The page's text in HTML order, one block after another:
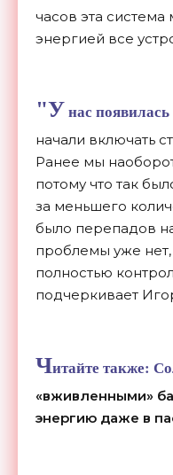
часов эта
энергией все
"Унас
начали включать
Ранее мы
потому что так
за меньшего
было перепадов
проблемы уже
полностью
подчеркивает
Читайте также:
«вживленными»
энергию даже в